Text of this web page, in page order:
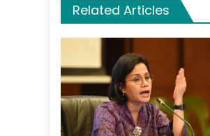
Related Articles